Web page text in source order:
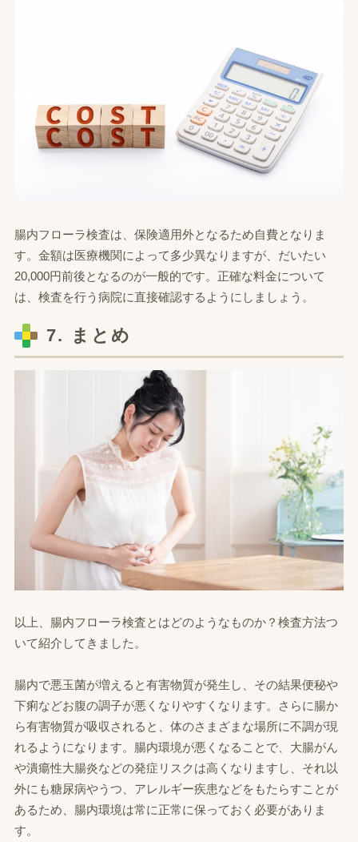
腸内フローラ検査は、保険適用外となるため自費となりま
す。金額は医療機関によって多少異なりますが、だいたい
20,000円前後となるのが一般的です。正確な料金について
は、検査を行う病院に直接確認するようにしましょう。
7. まとめ
以上、腸内フローラ検査とはどのようなものか？検査方法つ
いて紹介してきました。
腸内で悪玉菌が増えると有害物質が発生し、その結果便秘や
下痢などお腹の調子が悪くなりやすくなります。さらに腸か
ら有害物質が吸収されると、体のさまざまな場所に不調が現
れるようになります。腸内環境が悪くなることで、大腸がん
や潰瘍性大腸炎などの発症リスクは高くなりますし、それ以
外にも糖尿病やうつ、アレルギー疾患などをもたらすことが
あるため、腸内環境は常に正常に保っておく必要がありま
す。